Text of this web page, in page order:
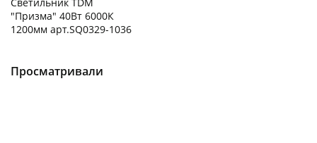
"Призма" 40Вт 6000К
1200мм арт.SQ0329-1036
Код товара
Просматривали